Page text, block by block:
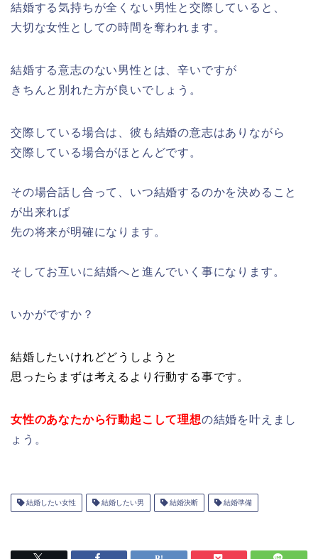
結婚する気持ちが全くない男性と交際していると、
大切な女性としての時間を奪われます。
結婚する意志のない男性とは、辛いですが
きちんと別れた方が良いでしょう。
交際している場合は、彼も結婚の意志はありながら
交際している場合がほとんどです。
その場合話し合って、いつ結婚するのかを決めること
が出来れば
先の将来が明確になります。
そしてお互いに結婚へと進んでいく事になります。
いかがですか？
結婚したいけれどどうしようと
思ったらまずは考えるより行動する事です。
女性のあなたから行動起こして理想の結婚を叶えまし
ょう。
結婚したい女性 結婚したい男 結婚決断 結婚準備